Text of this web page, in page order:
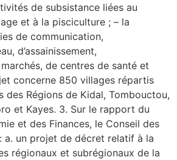
de subsistance liées au
et à la pisciculture ; – la
de communication,
d’assainissement,
de centres de santé et
concerne 850 villages répartis
des Régions de Kidal, Tombouctou,
et Kayes. 3. Sur le rapport du
et des Finances, le Conseil des
a. un projet de décret relatif à la
régionaux et subrégionaux de la